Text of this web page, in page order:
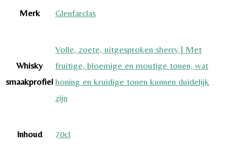
Merk Glenfarclas
Whisky
smaakprofiel
Volle, zoete, uitgesproken sherry | Met
fruitige, bloemige en moutige tonen, wat
honing en kruidige tonen kunnen duidelijk
zijn
Inhoud 70cl